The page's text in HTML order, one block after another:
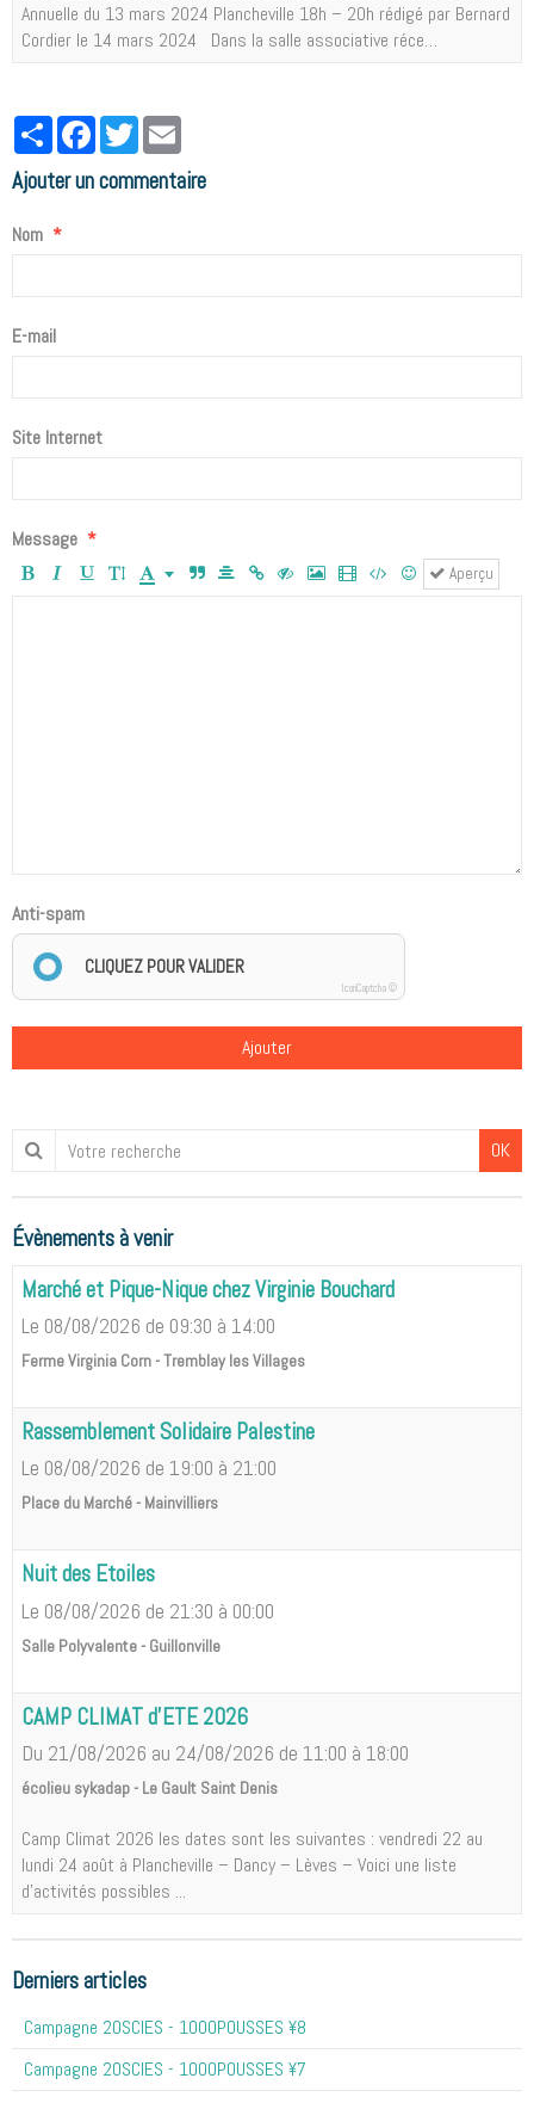
Annuelle du 13 mars 2024 Plancheville 18h – 20h rédigé par Bernard
Cordier le 14 mars 2024 Dans la salle associative réce…
PartagerFacebookTwitter
Ajouter un commentaire
Nom
E-mail
Site Internet
Message
Aperçu
Anti-spam
CLIQUEZ POUR VALIDER
IconCaptcha ©
Ajouter
OK
Évènements à venir
Marché et Pique-Nique chez Virginie Bouchard
Le 08/08/2026 de 09:30 à 14:00
Ferme Virginia Corn - Tremblay les Villages
Rassemblement Solidaire Palestine
Le 08/08/2026 de 19:00 à 21:00
Place du Marché - Mainvilliers
Nuit des Etoiles
Le 08/08/2026 de 21:30 à 00:00
Salle Polyvalente - Guillonville
CAMP CLIMAT d'ETE 2026
Du 21/08/2026 au 24/08/2026 de 11:00 à 18:00
écolieu sykadap - Le Gault Saint Denis
Camp Climat 2026 les dates sont les suivantes : vendredi 22 au
lundi 24 août à Plancheville – Dancy – Lèves – Voici une liste
d'activités possibles ...
Derniers articles
Campagne 20SCIES - 1OOOPOUSSES ¥8
Campagne 20SCIES - 1OOOPOUSSES ¥7